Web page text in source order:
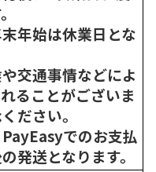
年始は休業日とな
交通事情などによ
ることがございま
ださい。
でのお支払
発送となります。